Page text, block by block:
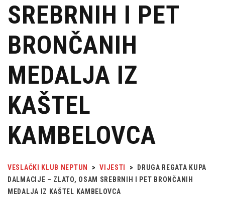
SREBRNIH I PET
BRONČANIH
MEDALJA IZ
KAŠTEL
KAMBELOVCA
VESLAČKI KLUB NEPTUN > VIJESTI >
DRUGA REGATA KUPA
DALMACIJE – ZLATO, OSAM SREBRNIH I PET BRONČANIH
MEDALJA IZ KAŠTEL KAMBELOVCA